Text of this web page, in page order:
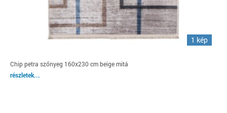
1 kép
Chip petra szőnyeg 160x230 cm beige mitá
részletek...